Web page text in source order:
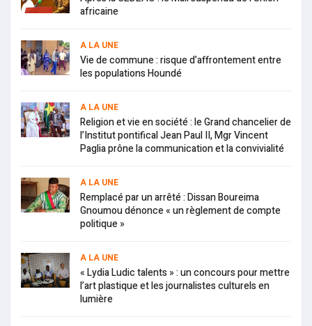
africaine
A LA UNE
Vie de commune : risque d’affrontement entre
les populations Houndé
A LA UNE
Religion et vie en société : le Grand chancelier de
l’Institut pontifical Jean Paul II, Mgr Vincent
Paglia prône la communication et la convivialité
A LA UNE
Remplacé par un arrêté : Dissan Boureima
Gnoumou dénonce « un règlement de compte
politique »
A LA UNE
« Lydia Ludic talents » : un concours pour mettre
l’art plastique et les journalistes culturels en
lumière